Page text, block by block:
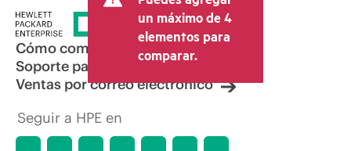
un máximo de 4
elementos para
comparar.
Cómo comprar
Soporte para productos
Ventas por correo electrónico
Seguir a HPE en